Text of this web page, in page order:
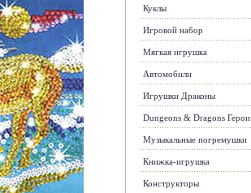
Куклы
Игровой набор
Мягкая игрушка
Автомобили
Игрушки Драконы
Dungeons & Dragons Герои
Музыкальные погремушки
Книжка-игрушка
Конструкторы